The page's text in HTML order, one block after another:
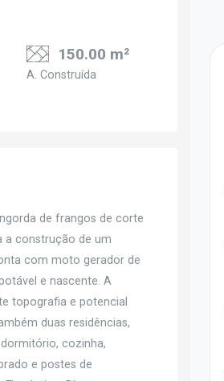
150.00 m²
A. Construída
de frangos de corte
a construção de um
com moto gerador de
e nascente. A
topografia e potencial
duas residências,
cozinha,
e postes de